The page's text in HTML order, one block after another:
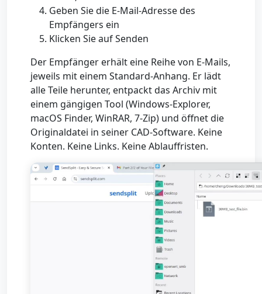
Geben Sie die E-Mail-Adresse des
Empfängers ein
Klicken Sie auf Senden
Der Empfänger erhält eine Reihe von E-Mails,
jeweils mit einem Standard-Anhang. Er lädt
alle Teile herunter, entpackt das Archiv mit
einem gängigen Tool (Windows-Explorer,
macOS Finder, WinRAR, 7-Zip) und öffnet die
Originaldatei in seiner CAD-Software. Keine
Konten. Keine Links. Keine Ablauffristen.